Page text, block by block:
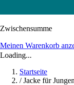
Zwischensumme
Meinen Warenkorb
Loading...
Startseite
/ Jacke für